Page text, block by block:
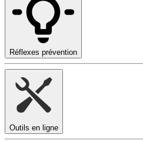
Réflexes prévention
Outils en ligne